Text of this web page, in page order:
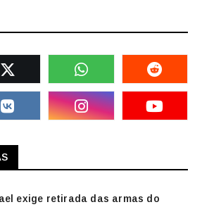
exige retirada das armas do